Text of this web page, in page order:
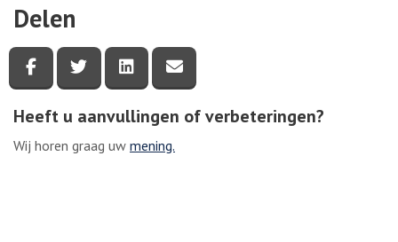
Delen
Deel deze pagina via Facebook
Deel deze pagina via Twitter
Deel deze pagina via LinkedIn
Heeft u aanvullingen of verbeteringen?
Wij horen graag uw mening.